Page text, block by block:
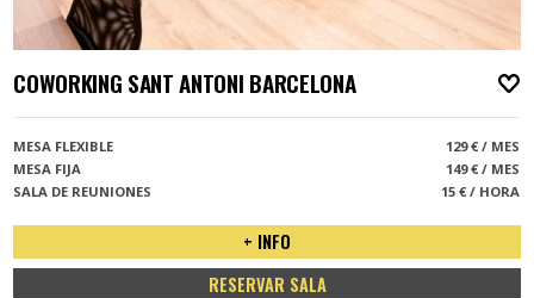
COWORKING SANT ANTONI BARCELONA
MESA FLEXIBLE
129 € / MES
MESA FIJA
149 € / MES
SALA DE REUNIONES
15 € / HORA
+ INFO
RESERVAR SALA